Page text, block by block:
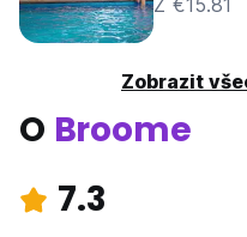
Z €15.81
Zobrazit
O Broome
7.3